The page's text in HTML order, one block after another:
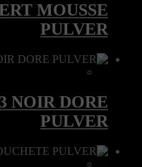
MOUSSE
PULVER
NOIR DORE
PULVER